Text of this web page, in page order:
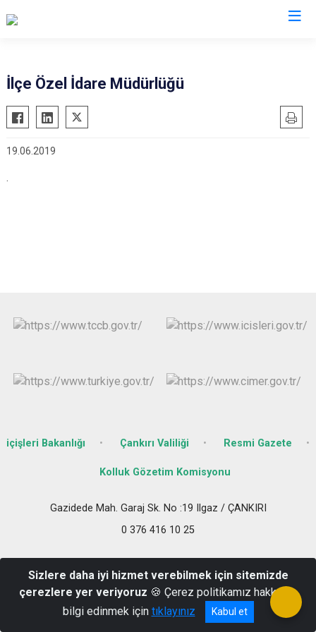
Atkaracalar
Bayramören
Çerkeş
Eldivan
İlçe Özel İdare Müdürlüğü
19.06.2019
.
içişleri Bakanlığı Çankırı Valiliği Resmi Gazete
Kolluk Gözetim Komisyonu
Gazidede Mah. Garaj Sk. No :19 Ilgaz / ÇANKIRI
0 376 416 10 25
Sizlere daha iyi hizmet verebilmek için sitemizde
çerezlere yer veriyoruz 🍪 Çerez politikamız hakkında
bilgi edinmek için tıklayınız Kabul et